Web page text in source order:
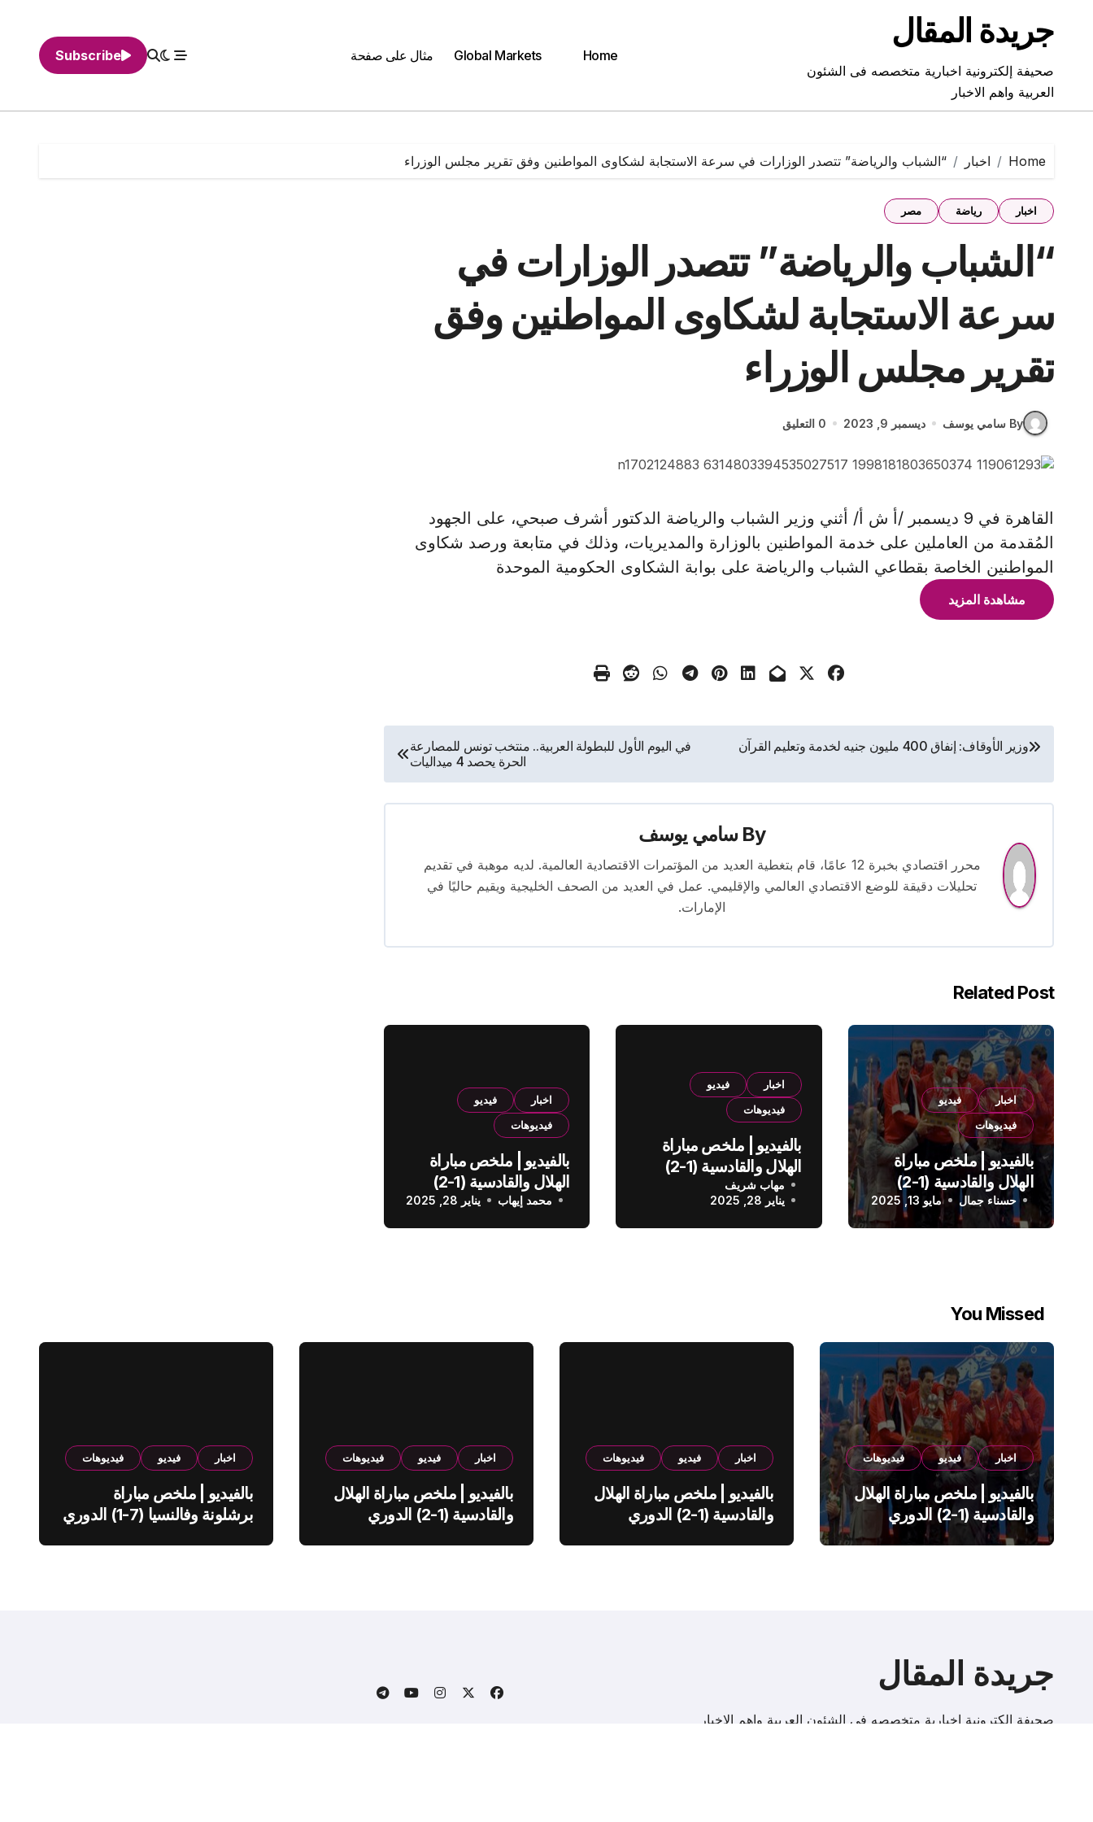
contentجريدة المقال
صحيفة إلكترونية اخبارية متخصصه فى الشئون
العربية واهم الاخبار
Home
Global Markets مثال على صفحة Subscribe
Home اخبار “الشباب والرياضة” تتصدر الوزارات في سرعة الاستجابة لشكاوى المواطنين وفق تقرير مجلس الوزراء
اخبار رياضة مصر
“الشباب والرياضة” تتصدر الوزارات في
سرعة الاستجابة لشكاوى المواطنين وفق
تقرير مجلس الوزراء
By سامي يوسف ديسمبر 9, 2023 0 التعليق
القاهرة في 9 ديسمبر /أ ش أ/ أثني وزير الشباب والرياضة الدكتور أشرف صبحي، على الجهود
المُقدمة من العاملين على خدمة المواطنين بالوزارة والمديريات، وذلك في متابعة ورصد شكاوى
المواطنين الخاصة بقطاعي الشباب والرياضة على بوابة الشكاوى الحكومية الموحدة
مشاهدة المزيد
تصفّح
المقالات
وزير الأوقاف: إنفاق 400 مليون جنيه لخدمة وتعليم القرآن
في اليوم الأول للبطولة العربية.. منتخب تونس للمصارعة
الحرة يحصد 4 ميداليات
By سامي يوسف
محرر اقتصادي بخبرة 12 عامًا، قام بتغطية العديد من المؤتمرات الاقتصادية العالمية. لديه موهبة في تقديم
تحليلات دقيقة للوضع الاقتصادي العالمي والإقليمي. عمل في العديد من الصحف الخليجية ويقيم حاليًا في
الإمارات.
Related Post
اخبار
فيديو
فيديوهات
بالفيديو | ملخص مباراة
الهلال والقادسية (1-2)
الدوري السعودي
حسناء جمال مايو 13, 2025
اخبار
فيديو
فيديوهات
بالفيديو | ملخص مباراة
الهلال والقادسية (1-2)
الدوري السعودي
مهاب شريف
يناير 28, 2025
اخبار
فيديو
فيديوهات
بالفيديو | ملخص مباراة
الهلال والقادسية (1-2)
الدوري السعودي
محمد إيهاب يناير 28, 2025
You Missed
اخبار فيديو فيديوهات
بالفيديو | ملخص مباراة الهلال
والقادسية (1-2) الدوري
السعودي
اخبار فيديو فيديوهات
بالفيديو | ملخص مباراة الهلال
والقادسية (1-2) الدوري
اخبار فيديو فيديوهات
بالفيديو | ملخص مباراة الهلال
والقادسية (1-2) الدوري
اخبار فيديو فيديوهات
بالفيديو | ملخص مباراة
برشلونة وفالنسيا (7-1) الدوري
جريدة المقال
صحيفة إلكترونية اخبارية متخصصه فى الشئون العربية واهم الاخبار